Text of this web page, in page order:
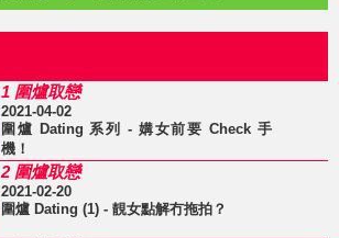
1 圍爐取戀
2021-04-02
圍爐 Dating 系列 - 媾女前要 Check 手
機！
2 圍爐取戀
2021-02-20
圍爐 Dating (1) - 靚女點解冇拖拍？